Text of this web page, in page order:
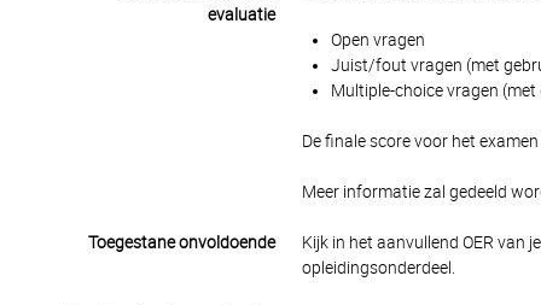
evaluatie
Open vragen
Juist/fout vragen (met
Multiple-choice vragen
De finale score voor het
Meer informatie zal gedeeld
Toegestane onvoldoende
Kijk in het aanvullend OER van
opleidingsonderdeel.